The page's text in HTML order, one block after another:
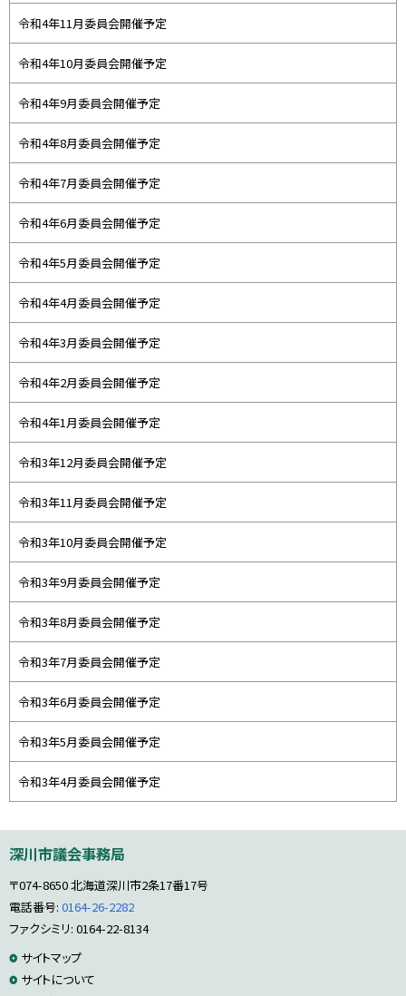
令和4年11月委員会開催予定
令和4年10月委員会開催予定
令和4年9月委員会開催予定
令和4年8月委員会開催予定
令和4年7月委員会開催予定
令和4年6月委員会開催予定
令和4年5月委員会開催予定
令和4年4月委員会開催予定
令和4年3月委員会開催予定
令和4年2月委員会開催予定
令和4年1月委員会開催予定
令和3年12月委員会開催予定
令和3年11月委員会開催予定
令和3年10月委員会開催予定
令和3年9月委員会開催予定
令和3年8月委員会開催予定
令和3年7月委員会開催予定
令和3年6月委員会開催予定
令和3年5月委員会開催予定
令和3年4月委員会開催予定
文
戻
ー
深川市議会事務局
〒074-8650北海道深川市2条17番17号
電話番号: 0164-26-2282
ファクシミリ: 0164-22-8134
サ
イ
サイトマップ
サイトについて